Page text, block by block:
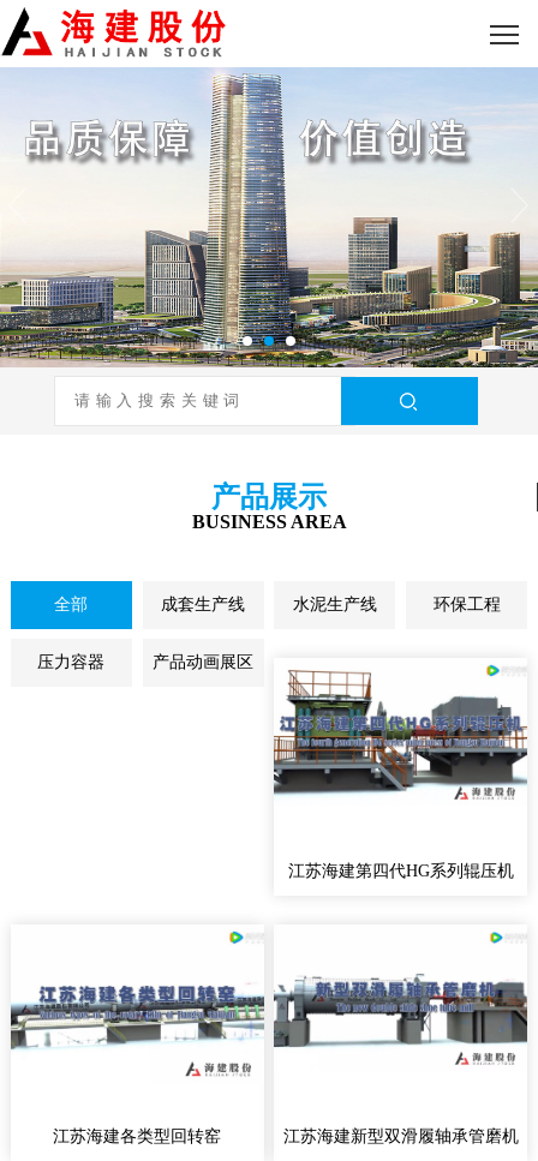
产品展示
BUSINESS AREA
全部 成套生产线 水泥生产线 环保工程
压力容器 产品动画展区
江苏海建第四代HG系列辊压机
江苏海建各类型回转窑 江苏海建新型双滑履轴承管磨机